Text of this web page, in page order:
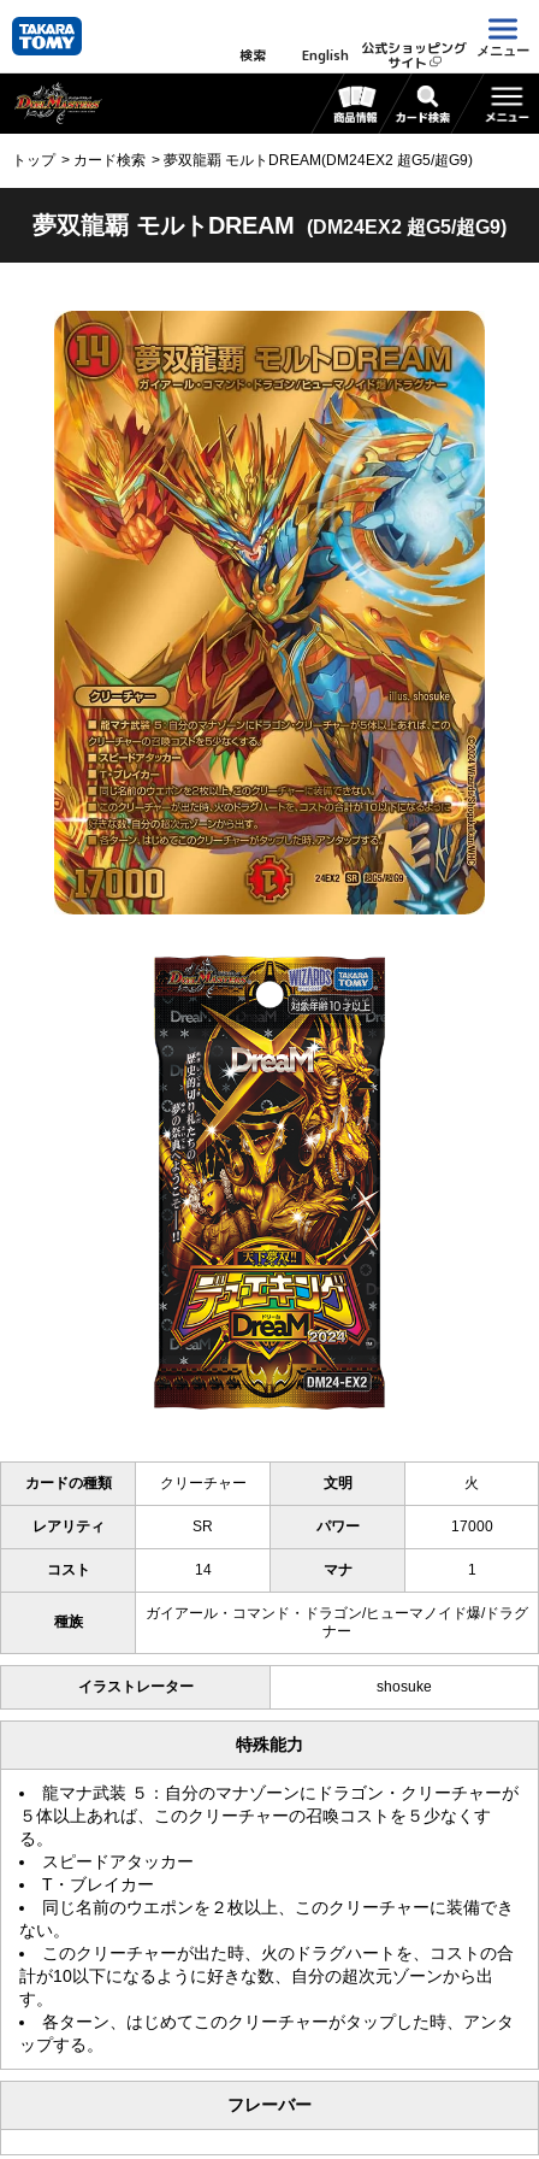
検索 English 公式ショッピング
サイト
メニュー
トップ カード検索 夢双龍覇 モルトDREAM(DM24EX2 超G5/超G9)
夢双龍覇 モルトDREAM (DM24EX2 超G5/超G9)
カードの種類 クリーチャー 文明 火
レアリティ SR パワー 17000
コスト 14 マナ 1
種族
ガイアール・コマンド・ドラゴン/ヒューマノイド爆/ドラグ
ナー
イラストレーター shosuke
特殊能力
龍マナ武装 ５：自分のマナゾーンにドラゴン・クリーチャーが
５体以上あれば、このクリーチャーの召喚コストを５少なくす
る。
スピードアタッカー
T・ブレイカー
同じ名前のウエポンを２枚以上、このクリーチャーに装備でき
ない。
このクリーチャーが出た時、火のドラグハートを、コストの合
計が10以下になるように好きな数、自分の超次元ゾーンから出
す。
各ターン、はじめてこのクリーチャーがタップした時、アンタ
ップする。
フレーバー